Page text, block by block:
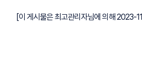
[이 게시물은 최고관리자님에 의해 2023-